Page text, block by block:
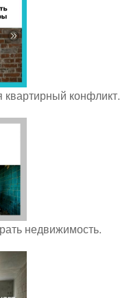
квартирный конфликт.
недвижимость.